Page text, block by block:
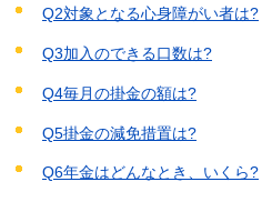
Q2対象となる心身障がい者は?
Q3加入のできる口数は?
Q4毎月の掛金の額は?
Q5掛金の減免措置は?
Q6年金はどんなとき、いくら?